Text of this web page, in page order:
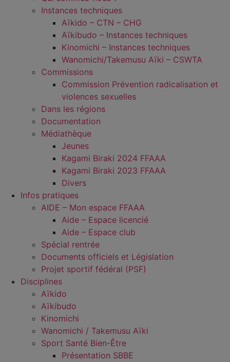
Instances techniques
Aïkido – CTN – CHG
Aïkibudo – Instances techniques
Kinomichi – Instances techniques
Wanomichi/Takemusu Aïki – CSWTA
Commissions
Commission Prévention radicalisation et
violences sexuelles
Dans les régions
Documentation
Médiathèque
Jeunes
Kagami Biraki 2024 FFAAA
Kagami Biraki 2023 FFAAA
Divers
Infos pratiques
AIDE – Mon espace FFAAA
Aide – Espace licencié
Aide – Espace club
Spécial rentrée
Documents officiels et Législation
Projet sportif fédéral (PSF)
Disciplines
Aïkido
Aïkibudo
Kinomichi
Wanomichi / Takemusu Aïki
Sport Santé Bien-Être
Présentation SBBE